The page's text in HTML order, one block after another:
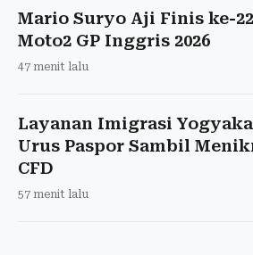
Mario Suryo Aji Finis ke-
Moto2 GP Inggris 2026
47 menit lalu
Layanan Imigrasi
Urus Paspor Sambil
CFD
57 menit lalu